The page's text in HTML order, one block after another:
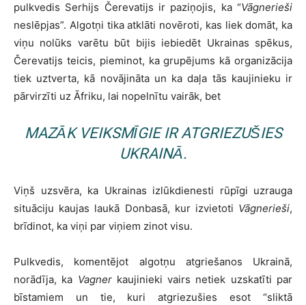
pulkvedis Serhijs Čerevatijs ir paziņojis, ka “Vāgnerieši
neslēpjas”. Algotņi tika atklāti novēroti, kas liek domāt, ka
viņu nolūks varētu būt bijis iebiedēt Ukrainas spēkus,
Čerevatijs teicis, pieminot, ka grupējums kā organizācija
tiek uztverta, kā novājināta un ka daļa tās kaujinieku ir
pārvirzīti uz Āfriku, lai nopelnītu vairāk, bet
MAZĀK VEIKSMĪGIE IR ATGRIEZUŠIES
UKRAINĀ.
Viņš uzsvēra, ka Ukrainas izlūkdienesti rūpīgi uzrauga
situāciju kaujas laukā Donbasā, kur izvietoti Vāgnerieši,
brīdinot, ka viņi par viņiem zinot visu.
Pulkvedis, komentējot algotņu atgriešanos Ukrainā,
norādīja, ka Vagnerkaujinieki vairs netiek uzskatīti par
bīstamiem un tie, kuri atgriezušies esot “sliktā